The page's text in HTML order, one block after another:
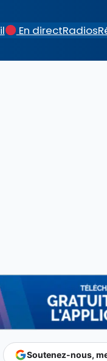
En directRadios
Soutenez-nous,